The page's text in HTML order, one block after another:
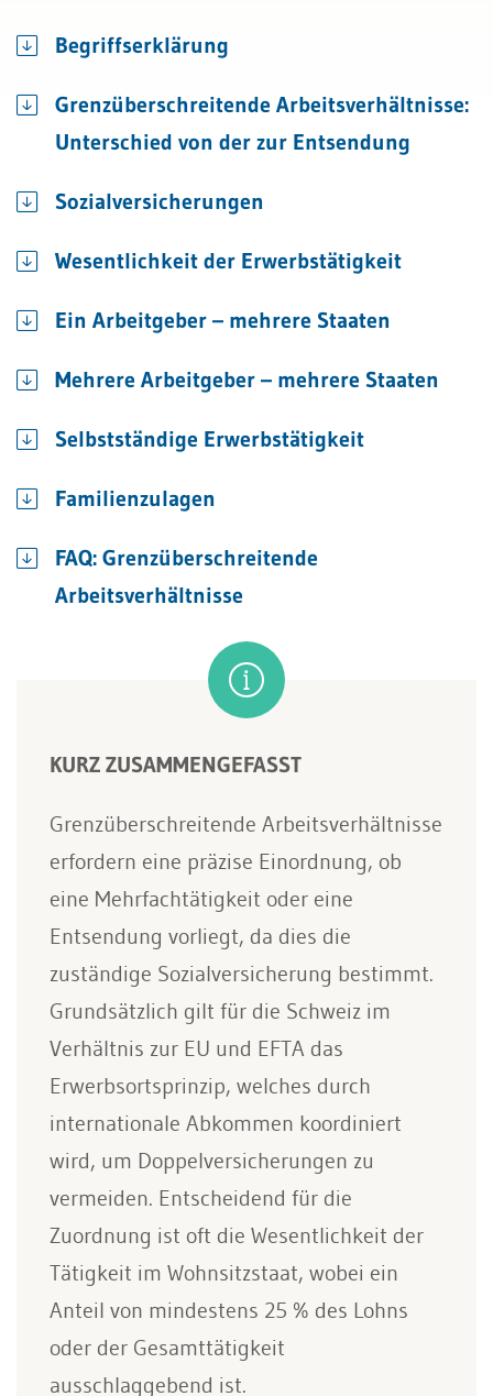
Begriffserklärung
Grenzüberschreitende Arbeitsverhältnisse:
Unterschied von der zur Entsendung
Sozialversicherungen
Wesentlichkeit der Erwerbstätigkeit
Ein Arbeitgeber – mehrere Staaten
Mehrere Arbeitgeber – mehrere Staaten
Selbstständige Erwerbstätigkeit
Familienzulagen
FAQ: Grenzüberschreitende
Arbeitsverhältnisse
KURZ ZUSAMMENGEFASST
Grenzüberschreitende Arbeitsverhältnisse
erfordern eine präzise Einordnung, ob
eine Mehrfachtätigkeit oder eine
Entsendung vorliegt, da dies die
zuständige Sozialversicherung bestimmt.
Grundsätzlich gilt für die Schweiz im
Verhältnis zur EU und EFTA das
Erwerbsortsprinzip, welches durch
internationale Abkommen koordiniert
wird, um Doppelversicherungen zu
vermeiden. Entscheidend für die
Zuordnung ist oft die Wesentlichkeit der
Tätigkeit im Wohnsitzstaat, wobei ein
Anteil von mindestens 25 % des Lohns
oder der Gesamttätigkeit
ausschlaggebend ist.